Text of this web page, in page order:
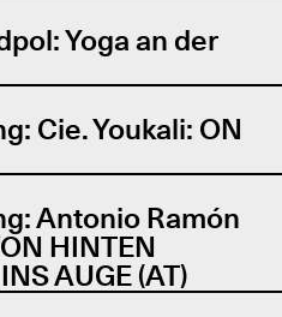
Yoga an der
Cie. Youkali: ON
Antonio Ramón
HINTEN
AUGE (AT)